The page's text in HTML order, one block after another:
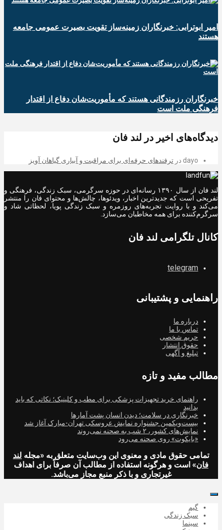
امیر ابوترابی: خبرنگاران زمینه‌ساز تقویت بصیرت عمومی جامعه
هستند
خبرنگاران رزمندگانی هستند که مأموریت‌شان دفاع از اقتدار
فرهنگی ملت است
دیدگاه‌های اخیر در لند فان
dayo در ترفندهای حرفه‌ای برای مراقبت و آبیاری گیاهان آویز
لند فان از سال ۱۳۹۰ رسانه‌ای در حوزه سرگرمی، سبک زندگی، فرهنگی و
تفریحی است که جدیدترین اخبار، ویدئوها، چالش‌ها و محتوای فان را منتشر
می‌کند و با روایت تجربه‌های روزمره و سبک زندگی پویا، لحظاتی شاد و
سرگرم‌کننده برای همه مخاطبان می‌سازد.
کانال تلگرامی لند فان
telegram
راهنمایی و پشتیبانی
درباره ما
تماس با ما
حریم شخصی
حقوق انتشار
تبلیغ و آگهی
مطالب مفید و تازه
راهنمای خرید تجهیزات پزشکی برای مطب و کلینیک؛ نکاتی که باید
بدانید
خبرنگاری در سلامت؛ دیدن انسان پشت آمارها
بیست‌ویکمین جشنواره نمایش عروسکی تهران-مبارک آغاز شد
نمایش‌های کشور، ٢ شب به صحنه نمی‌روند
«بایکوت» روی صحنه می‌رود
تمامی حقوق مادی و معنوی این وب‌سایت متعلق به «مجله لند
فان» است و هرگونه استفاده از مطالب آن صرفاً برای اهداف
غیرتجاری و با ذکر منبع مجاز می‌باشد.
گیم
سبک زندگی
سینما